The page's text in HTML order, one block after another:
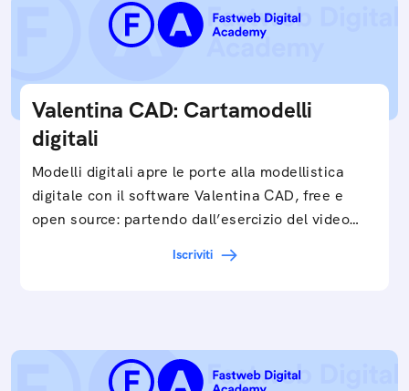
Valentina CAD: Cartamodelli
digitali
Modelli digitali apre le porte alla modellistica
digitale con il software Valentina CAD, free e
open source: partendo dall’esercizio del video…
Iscriviti